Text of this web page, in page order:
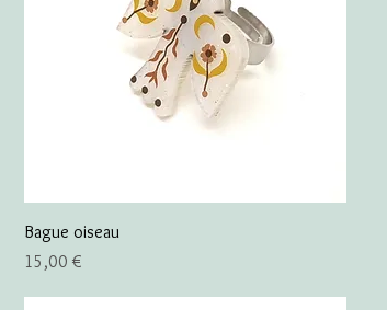
Bague oiseau
Prix
15,00 €